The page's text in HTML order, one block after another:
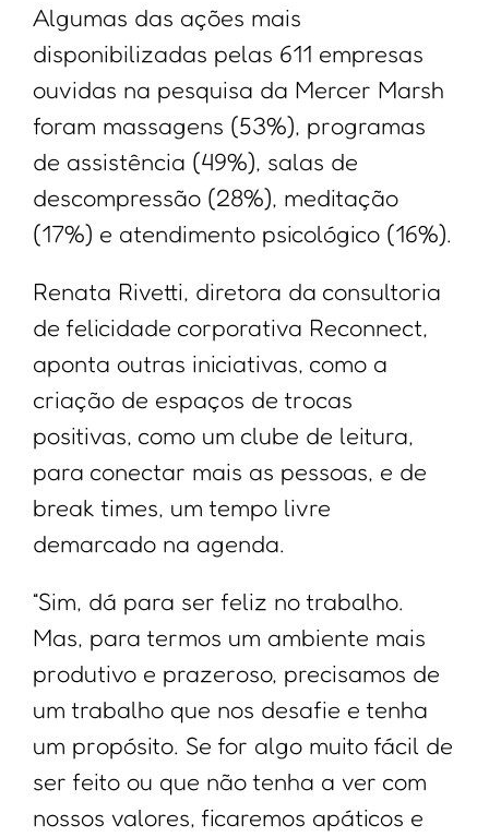
Algumas das ações mais
disponibilizadas pelas 611 empresas
ouvidas na pesquisa da Mercer Marsh
foram massagens (53%), programas
de assistência (49%), salas de
descompressão (28%), meditação
(17%) e atendimento psicológico (16%).
Renata Rivetti, diretora da consultoria
de felicidade corporativa Reconnect,
aponta outras iniciativas, como a
criação de espaços de trocas
positivas, como um clube de leitura,
para conectar mais as pessoas, e de
break times, um tempo livre
demarcado na agenda.
“Sim, dá para ser feliz no trabalho.
Mas, para termos um ambiente mais
produtivo e prazeroso, precisamos de
um trabalho que nos desafie e tenha
um propósito. Se for algo muito fácil de
ser feito ou que não tenha a ver com
nossos valores, ficaremos apáticos e